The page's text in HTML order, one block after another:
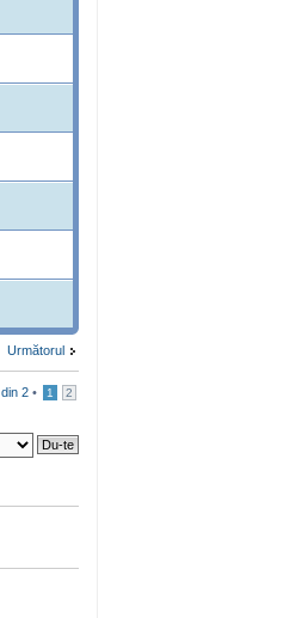
Următorul
din 2 • 1 2